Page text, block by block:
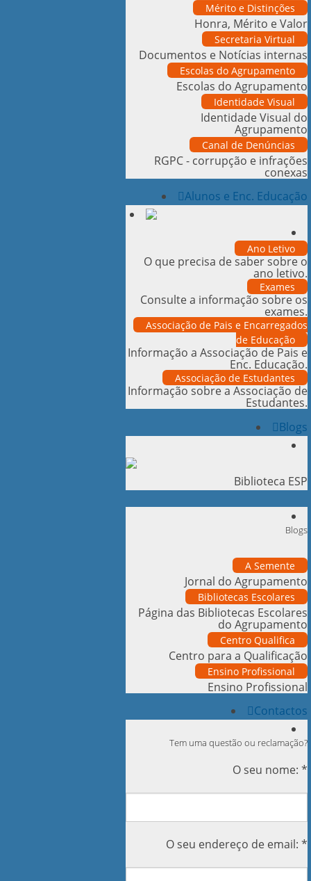
Mérito e Distinções
Honra, Mérito e Valor
Secretaria Virtual
Documentos e Notícias internas
Escolas do Agrupamento
Escolas do Agrupamento
Identidade Visual
Identidade Visual do
Agrupamento
Canal de Denúncias
RGPC - corrupção e infrações
conexas
Alunos e Enc. Educação
Ano Letivo
O que precisa de saber sobre o
ano letivo.
Exames
Consulte a informação sobre os
exames.
Associação de Pais e Encarregados
de Educação
Informação a Associação de Pais e
Enc. Educação.
Associação de Estudantes
Informação sobre a Associação de
Estudantes.
Blogs
Biblioteca ESP
Blogs
A Semente
Jornal do Agrupamento
Bibliotecas Escolares
Página das Bibliotecas Escolares
do Agrupamento
Centro Qualifica
Centro para a Qualificação
Ensino Profissional
Ensino Profissional
Contactos
Tem uma questão ou reclamação?
O seu nome: *
O seu endereço de email: *